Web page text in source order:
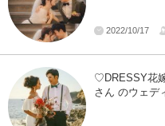
2022/10/17
♡DRESSY花
さん のウェデ